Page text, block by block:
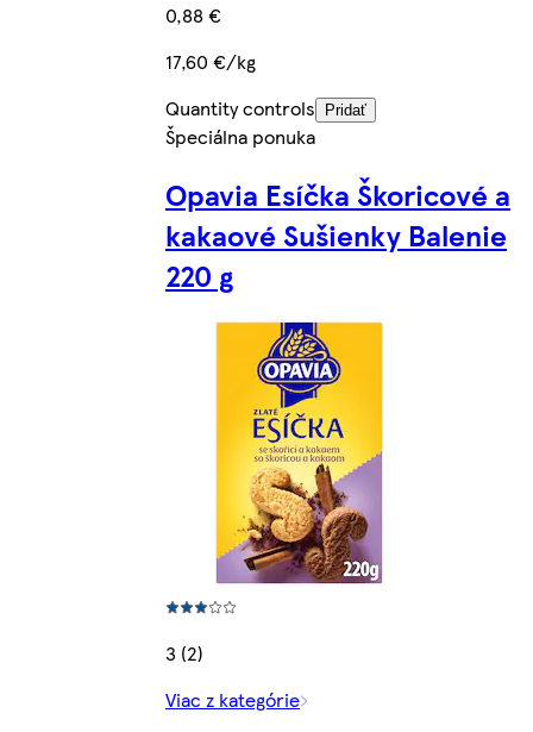
0,88 €
17,60 €/kg
Quantity controls
Pridať
Špeciálna ponuka
Opavia Esíčka Škoricové a
kakaové Sušienky Balenie
220 g
3 (2)
Viac z kategórie